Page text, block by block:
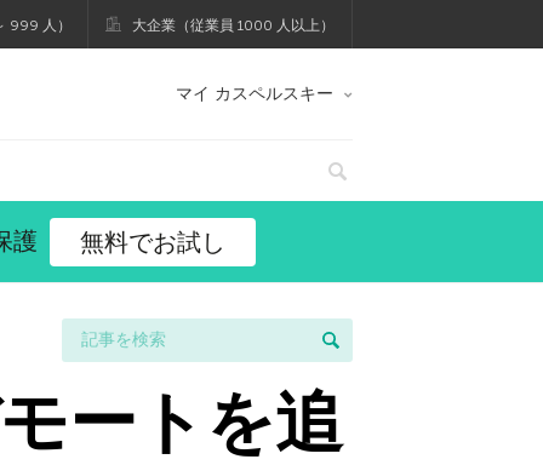
999 人） 大企業（従業員 1000 人以上）
マイ カスペルスキー
護 無料でお試し
ートを追